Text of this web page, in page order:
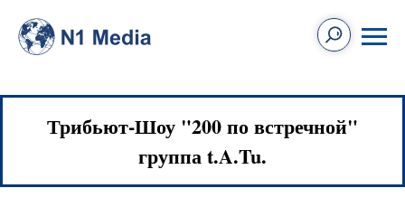
Трибьют-Шоу "200 по встречной"
группа t.A.Tu.